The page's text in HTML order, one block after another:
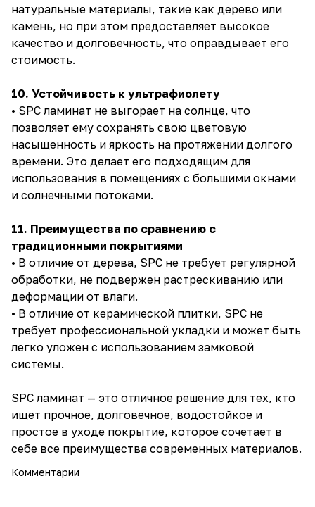
натуральные материалы, такие как дерево или
камень, но при этом предоставляет высокое
качество и долговечность, что оправдывает его
стоимость.
10. Устойчивость к ультрафиолету
• SPC ламинат не выгорает на солнце, что
позволяет ему сохранять свою цветовую
насыщенность и яркость на протяжении долгого
времени. Это делает его подходящим для
использования в помещениях с большими окнами
и солнечными потоками.
11. Преимущества по сравнению с
традиционными покрытиями
• В отличие от дерева, SPC не требует регулярной
обработки, не подвержен растрескиванию или
деформации от влаги.
• В отличие от керамической плитки, SPC не
требует профессиональной укладки и может быть
легко уложен с использованием замковой
системы.
SPC ламинат — это отличное решение для тех, кто
ищет прочное, долговечное, водостойкое и
простое в уходе покрытие, которое сочетает в
себе все преимущества современных материалов.
Комментарии